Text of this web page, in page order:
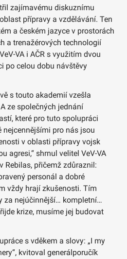
zajímavému diskuznímu
přípravy a vzdělávání. Ten
a českém jazyce v prostorách
a trenažérových technologií
VA i AČR s využitím dvou
po celou dobu návštěvy
s touto akademií vzešla
ze společných jednání
které pro tuto spolupráci
nejcennějšími pro nás jsou
v oblasti přípravy vojsk
agresi,“ shrnul velitel VeV-VA
Rebilas, přičemž zdůraznil:
personál a dobré
vždy hrají zkušenosti. Tím
za nejúčinnější… kompletní…
krize, musíme jej budovat
s vděkem a slovy: „I my
kvitoval generálporučík